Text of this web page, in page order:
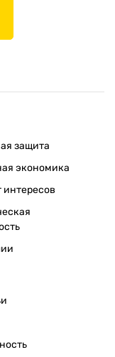
защита
экономика